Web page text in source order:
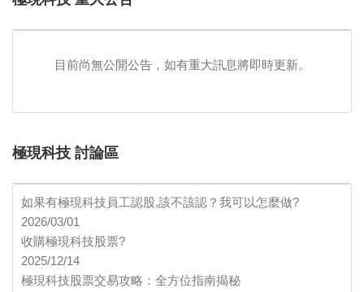
目前尚無公開公告，如有重大訊息將即時更新。
極現科技 討論區
如果有極現科技員工認股,該不該認？我可以怎麼做?
2026/03/01
收購極現科技股票?
2025/12/14
極現科技股票交易攻略：全方位指南揭秘